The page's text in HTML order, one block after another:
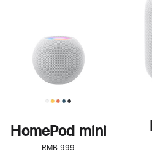
HomePod mini
RMB 999